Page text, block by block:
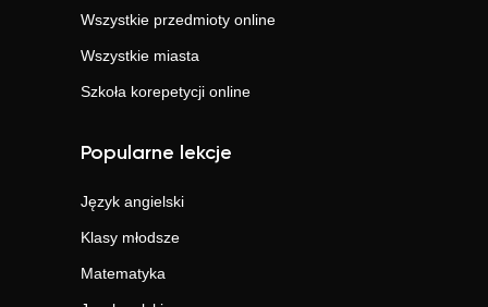
Wszystkie przedmioty online
Wszystkie miasta
Szkoła korepetycji online
Popularne lekcje
Język angielski
Klasy młodsze
Matematyka